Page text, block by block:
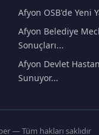
Afyon OSB'de Yeni
Afyon Belediye
Sonuçları...
Afyon Devlet
Sunuyor...
— Tüm hakları saklıdır